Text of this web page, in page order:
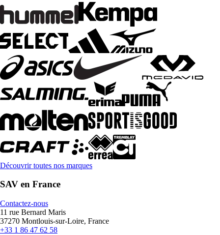
Découvrir toutes nos marques
SAV en France
Contactez-nous
11 rue Bernard Maris
37270 Montlouis-sur-Loire, France
+33 1 86 47 62 58